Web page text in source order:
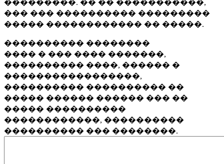
���������. �� �� �����������,
��� ��� ���������� ���������
����� ������������ �� �����.
���������� ��������
���� � ��� ���� �������,
���������� ����, ������ �
�����������������,
���������� ���������� ��
����� ������ ������ ��� ��
����� ����������
������������, ����������
���������� ��� ��������.